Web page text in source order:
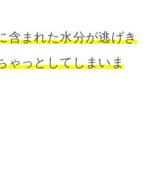
含まれた水分が逃げき
ゃっとしてしまいま